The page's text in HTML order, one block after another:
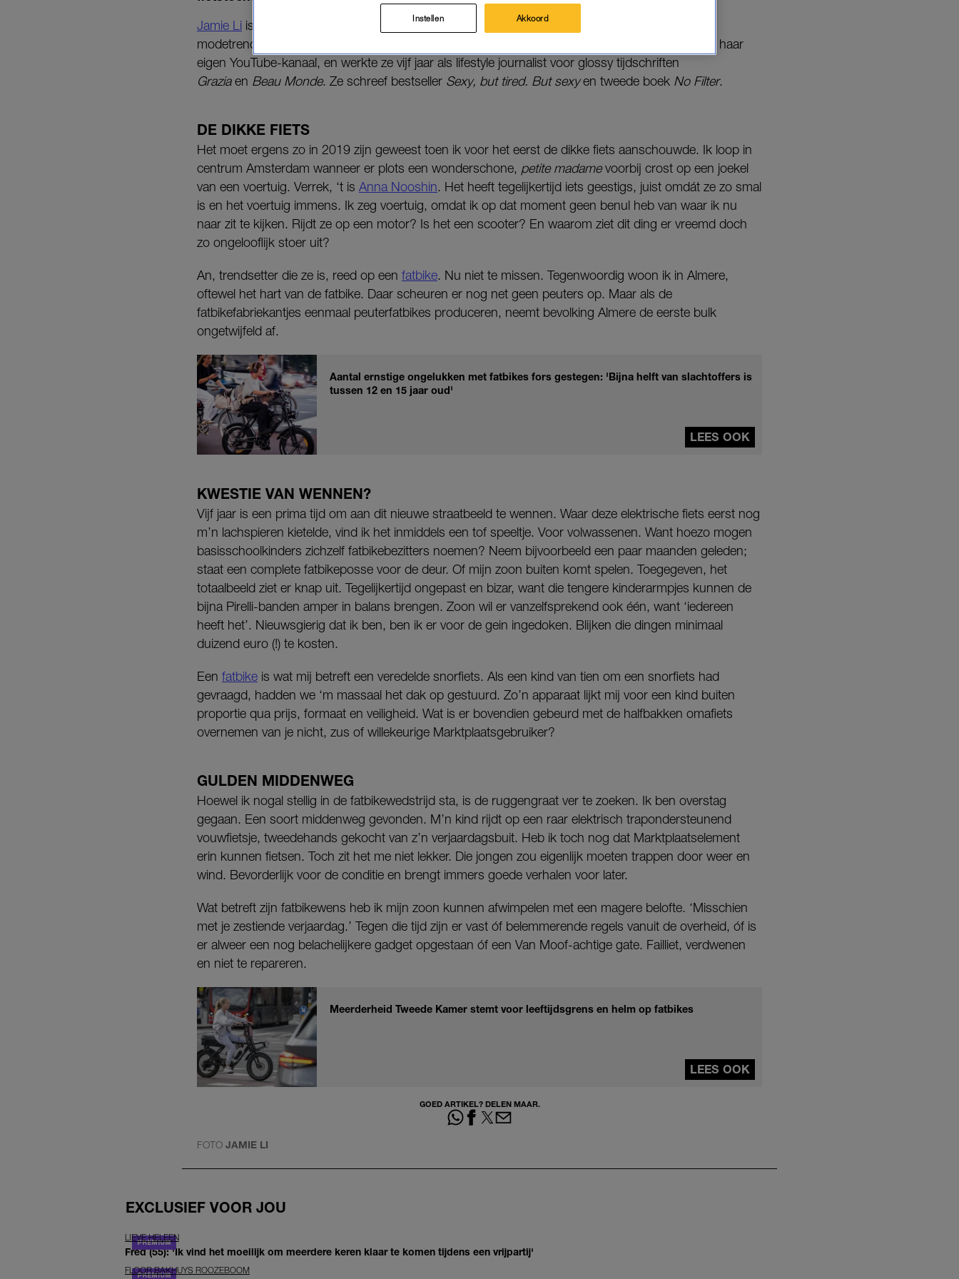
Jamie Li is schrijver, presentatrice en influencer en schrijft tweewekelijks voor LINDA.nl. Van
modetrends tot ouderschapsperikelen. Jarenlang maakte ze vlogs en interviewprogramma’s op haar
eigen YouTube-kanaal, en werkte ze vijf jaar als lifestyle journalist voor glossy tijdschriften
Graziaen Beau Monde. Ze schreef bestseller Sexy, but tired. But sexyen tweede boek No Filter.
DE DIKKE FIETS
Het moet ergens zo in 2019 zijn geweest toen ik voor het eerst de dikke fiets aanschouwde. Ik loop in
centrum Amsterdam wanneer er plots een wonderschone, petite madamevoorbij crost op een joekel
van een voertuig. Verrek, ‘t is Anna Nooshin. Het heeft tegelijkertijd iets geestigs, juist omdát ze zo smal
is en het voertuig immens. Ik zeg voertuig, omdat ik op dat moment geen benul heb van waar ik nu
naar zit te kijken. Rijdt ze op een motor? Is het een scooter? En waarom ziet dit ding er vreemd doch
zo ongelooflijk stoer uit?
An, trendsetter die ze is, reed op een fatbike. Nu niet te missen. Tegenwoordig woon ik in Almere,
oftewel het hart van de fatbike. Daar scheuren er nog net geen peuters op. Maar als de
fatbikefabriekantjes eenmaal peuterfatbikes produceren, neemt bevolking Almere de eerste bulk
ongetwijfeld af.
Aantal ernstige ongelukken met fatbikes fors gestegen: 'Bijna helft van slachtoffers is
tussen 12 en 15 jaar oud'
LEES OOK
KWESTIE VAN WENNEN?
Vijf jaar is een prima tijd om aan dit nieuwe straatbeeld te wennen. Waar deze elektrische fiets eerst nog
m’n lachspieren kietelde, vind ik het inmiddels een tof speeltje. Voor volwassenen. Want hoezo mogen
basisschoolkinders zichzelf fatbikebezitters noemen? Neem bijvoorbeeld een paar maanden geleden;
staat een complete fatbikeposse voor de deur. Of mijn zoon buiten komt spelen. Toegegeven, het
totaalbeeld ziet er knap uit. Tegelijkertijd ongepast en bizar, want die tengere kinderarmpjes kunnen de
bijna Pirelli-banden amper in balans brengen. Zoon wil er vanzelfsprekend ook één, want ‘iedereen
heeft het’. Nieuwsgierig dat ik ben, ben ik er voor de gein ingedoken. Blijken die dingen minimaal
duizend euro (!) te kosten.
Een fatbike is wat mij betreft een veredelde snorfiets. Als een kind van tien om een snorfiets had
gevraagd, hadden we ‘m massaal het dak op gestuurd. Zo’n apparaat lijkt mij voor een kind buiten
proportie qua prijs, formaat en veiligheid. Wat is er bovendien gebeurd met de halfbakken omafiets
overnemen van je nicht, zus of willekeurige Marktplaatsgebruiker?
GULDEN MIDDENWEG
Hoewel ik nogal stellig in de fatbikewedstrijd sta, is de ruggengraat ver te zoeken. Ik ben overstag
gegaan. Een soort middenweg gevonden. M’n kind rijdt op een raar elektrisch trapondersteunend
vouwfietsje, tweedehands gekocht van z’n verjaardagsbuit. Heb ik toch nog dat Marktplaatselement
erin kunnen fietsen. Toch zit het me niet lekker. Die jongen zou eigenlijk moeten trappen door weer en
wind. Bevorderlijk voor de conditie en brengt immers goede verhalen voor later.
Wat betreft zijn fatbikewens heb ik mijn zoon kunnen afwimpelen met een magere belofte. ‘Misschien
met je zestiende verjaardag.’ Tegen die tijd zijn er vast óf belemmerende regels vanuit de overheid, óf is
er alweer een nog belachelijkere gadget opgestaan óf een Van Moof-achtige gate. Failliet, verdwenen
en niet te repareren.
Meerderheid Tweede Kamer stemt voor leeftijdsgrens en helm op fatbikes
LEES OOK
GOED ARTIKEL? DELEN MAAR.
FOTO JAMIE LI
EXCLUSIEF VOOR JOU
LIEVE HELEEN
Fred (55): 'Ik vind het moeilijk om meerdere keren klaar te komen tijdens een vrijpartij'
FLOOR BAKHUYS ROOZEBOOM
Instellen Akkoord